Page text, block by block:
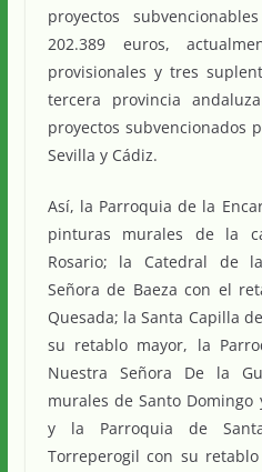
proyectos
202.389 euros,
provisionales y tres
tercera provincia
proyectos subvencionados
Sevilla y Cádiz.
Así, la Parroquia de la
pinturas murales de la
Rosario; la Catedral de
Señora de Baeza con el
Quesada; la Santa Capilla
su retablo mayor, la
Nuestra Señora De la
murales de Santo Domingo
y la Parroquia de
Torreperogil con su